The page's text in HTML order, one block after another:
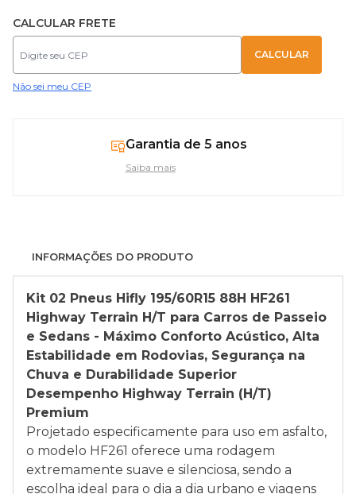
CALCULAR FRETE
Não sei meu CEP
Garantia de 5 anos
Saiba mais
INFORMAÇÕES DO PRODUTO
Kit 02 Pneus Hifly 195/60R15 88H HF261
Highway Terrain H/T para Carros de Passeio
e Sedans - Máximo Conforto Acústico, Alta
Estabilidade em Rodovias, Segurança na
Chuva e Durabilidade Superior
Desempenho Highway Terrain (H/T)
Premium
Projetado especificamente para uso em asfalto,
o modelo HF261 oferece uma rodagem
extremamente suave e silenciosa, sendo a
escolha ideal para o dia a dia urbano e viagens